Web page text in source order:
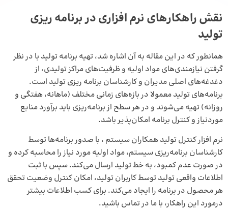
نقش راهکارهای نرم افزاری در برنامه ریزی
تولید
همانطور که در این مقاله به آن اشاره شد، تهیه‌ برنامه‌ تولید با در نظر
گرفتن نیازمندی‌های مواد اولیه و ظرفیت‌های مراکز تولیدی، از
دغدغه‌های اصلی مدیران و کارشناسان برنامه ‌ریزی تولید است.
برنامه‌های تولید معمولا در بازه‌های زمانی مختلف (ماهانه، هفتگی و
روزانه) تهیه می‌شوند و در هر سطح از برنامه‌ریزی باید برآورد منابع
موردنیاز و کنترل برنامه امکان‌پذیر باشد.
نرم افزار کنترل تولیدهمکاران سیستم ، با صدور برنامه‌ها توسط
کارشناسان برنامه‌ریزی سیستم، مواد اولیه مورد نیاز را محاسبه کرده و
در صورت عدم کمبود، به خط تولید ارسال می‌کند. سپس با ثبت
اطلاعات واقعی تولید توسط کاربران تولید، امکان کنترل وضعیت تحقق
هر محصول در برنامه را ایجاد می‌کند. برای کسب اطلاعات بیشتر
درمورد این راهکار، با ما در تماس باشید.